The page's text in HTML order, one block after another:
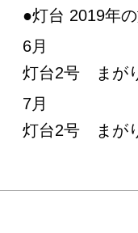
●灯台 2019年
6月
灯台2号
まが
7月
灯台2号
まが